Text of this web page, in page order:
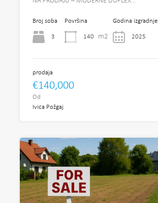
Broj soba
3
Površina
140 m2
Godina izgradnje
2025
prodaja
€140,000
Od
Ivica Požgaj